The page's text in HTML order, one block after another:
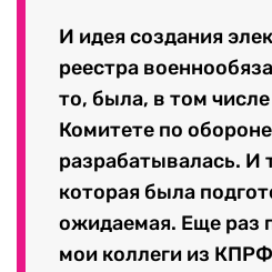
И идея создания
реестра
то, была, в том
Комитете по обороне
разрабатывалась. И
которая была
ожидаемая. Еще раз
мои коллеги из